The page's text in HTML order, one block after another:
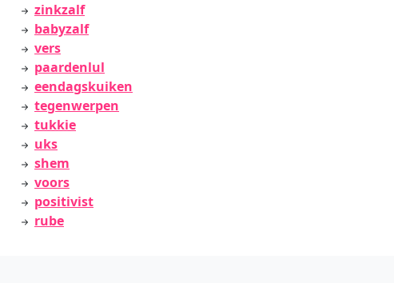
zinkzalf
babyzalf
vers
paardenlul
eendagskuiken
tegenwerpen
tukkie
uks
shem
voors
positivist
rube